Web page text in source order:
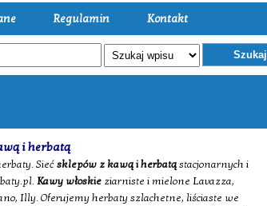
Regulamin Kontakt
Szukaj
i herbatą
Siećsklepów z kawą i herbatąstacjonarnych i
Kawy włoskie ziarniste i mielone Lavazza,
Illy. Oferujemy herbaty szlachetne, liściaste we